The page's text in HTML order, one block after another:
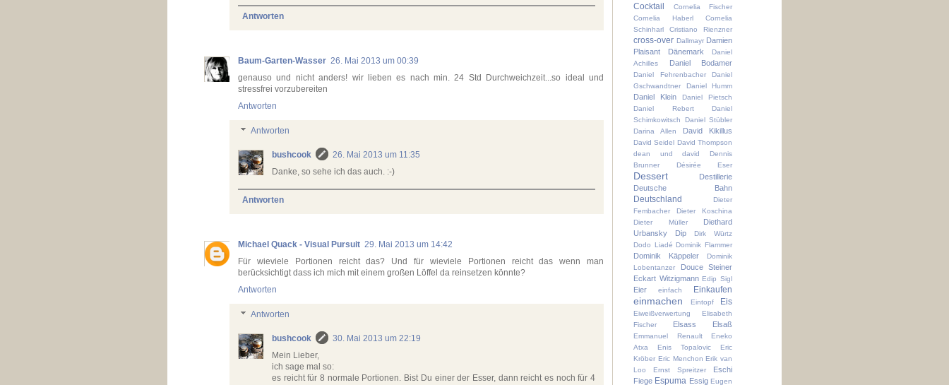
Antworten
Baum-Garten-Wasser 26. Mai 2013 um 00:39
genauso und nicht anders! wir lieben es nach min. 24 Std Durchweichzeit...so ideal und
stressfrei vorzubereiten
Antworten
Antworten
bushcook
26. Mai 2013 um 11:35
Danke, so sehe ich das auch. :-)
Antworten
Michael Quack - Visual Pursuit 29. Mai 2013 um 14:42
Für wieviele Portionen reicht das? Und für wieviele Portionen reicht das wenn man
berücksichtigt dass ich mich mit einem großen Löffel da reinsetzen könnte?
Antworten
Antworten
bushcook
30. Mai 2013 um 22:19
Mein Lieber,
ich sage mal so:
es reicht für 8 normale Portionen. Bist Du einer der Esser, dann reicht es noch für 4
Cocktail
Cornelia Fischer
Cornelia Haberl
Cornelia
Schinharl
Cristiano Rienzner
cross-over Dallmayr Damien
Plaisant
Dänemark
Daniel
Achilles
Daniel Bodamer
Daniel Fehrenbacher
Daniel
Gschwandtner
Daniel Humm
Daniel Klein
Daniel Pietsch
Daniel Rebert
Daniel
Schimkowitsch
Daniel Stübler
Darina Allen
David Kikillus
David Seidel David Thompson
dean und david
Dennis
Brunner
Désirée Eser
Dessert
Destillerie
Deutsche Bahn
Deutschland
Dieter
Fembacher
Dieter Koschina
Dieter Müller
Diethard
Urbansky
Dip
Dirk Würtz
Dodo Liadé Dominik Flammer
Dominik Käppeler
Dominik
Lobentanzer
Douce Steiner
Eckart Witzigmann Edip Sigl
Eier einfach Einkaufen
einmachen Eintopf Eis
Eiweißverwertung
Elisabeth
Fischer
Elsass Elsaß
Emmanuel Renault
Eneko
Atxa
Enis Topalovic
Eric
Kröber Eric Menchon Erik van
Loo
Ernst Spreitzer
Eschi
Fiege Espuma Essig Eugen